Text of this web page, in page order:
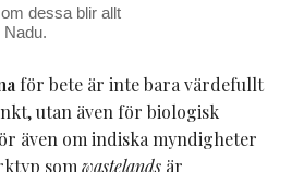
dessa blir allt
Nadu.
för bete är inte bara värdefullt
utan även för biologisk
även om indiska myndigheter
som wastelands är